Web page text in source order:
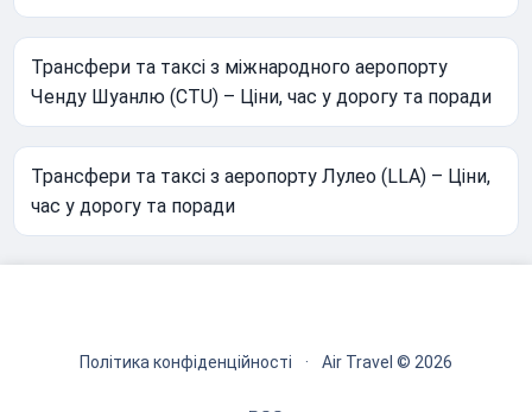
Трансфери та таксі з міжнародного аеропорту
Ченду Шуанлю (CTU) – Ціни, час у дорогу та поради
Трансфери та таксі з аеропорту Лулео (LLA) – Ціни,
час у дорогу та поради
Політика конфіденційності · Air Travel © 2026